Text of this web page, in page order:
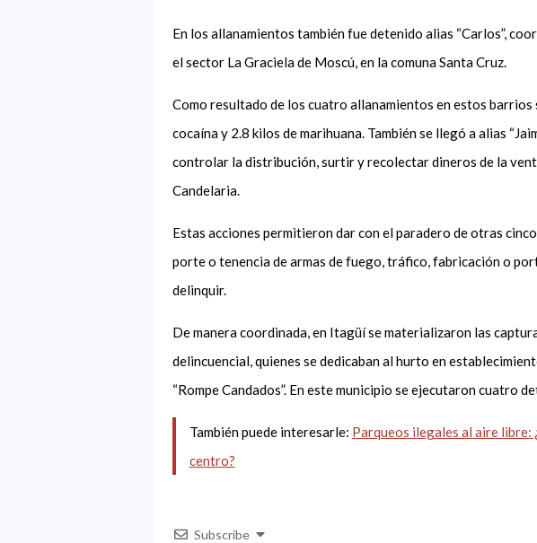
En los allanamientos también fue detenido alias “Carlos”,
el sector La Graciela de Moscú, en la comuna Santa Cruz.
Como resultado de los cuatro allanamientos en estos
cocaína y 2.8 kilos de marihuana. También se llegó a alias
controlar la distribución, surtir y recolectar dineros de la
Candelaria.
Estas acciones permitieron dar con el paradero de otras
porte o tenencia de armas de fuego, tráfico, fabricación o
delinquir.
De manera coordinada, en Itagüí se materializaron las
delincuencial, quienes se dedicaban al hurto en
“Rompe Candados”. En este municipio se ejecutaron cuatro
También puede interesarle: Parqueos ilegales al aire libre:
centro?
Subscribe